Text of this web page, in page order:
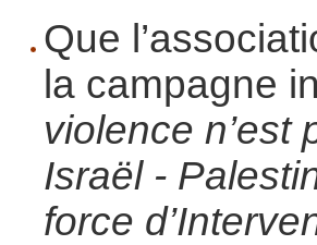
Que
la campagne
violence n’est
Israël -
force